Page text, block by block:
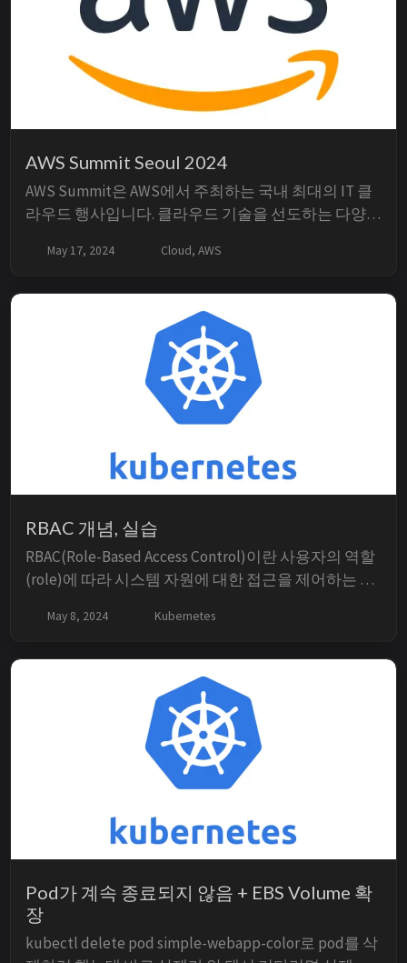
AWS Summit Seoul 2024
AWS Summit은 AWS에서 주최하는 국내 최대의 IT 클
라우드 행사입니다. 클라우드 기술을 선도하는 다양한
렌드를 접할 수 있습니다. 내가 중요하다고 생각하는
한 성공 사례를 접하여 더 나은...
May 17, 2024 Cloud, AWS
RBAC 개념, 실습
RBAC(Role-Based Access Control)이란 사용자의 역할
(role)에 따라 시스템 자원에 대한 접근을 제어하는 방
하고, 각 역할에 권한을 부여하여 접근 제어를 효율적
May 8, 2024 Kubernetes
Pod가 계속 종료되지 않음 + EBS Volume 확
장
kubectl delete pod simple-webapp-color로 pod를 삭